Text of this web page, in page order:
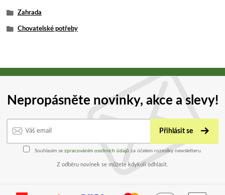
Zahrada
Chovatelské potřeby
Nepropásněte novinky, akce a slevy!
Přihlásit se
Souhlasím se zpracováním osobních údajů za účelem rozesílky newsletteru.
Z odběru novinek se můžete kdykoli odhlásit.